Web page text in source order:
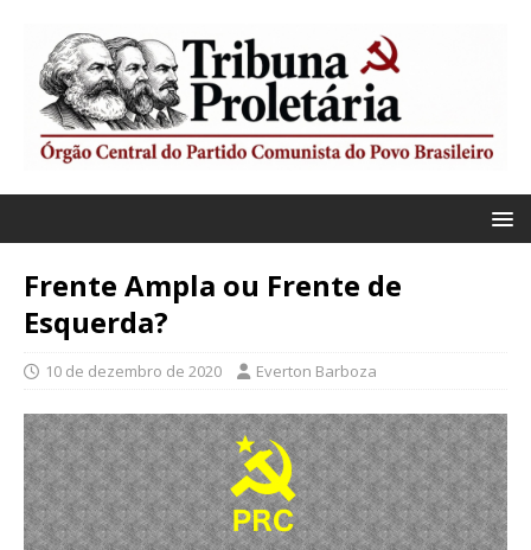
Frente Ampla ou Frente de
Esquerda?
10 de dezembro de 2020 Everton Barboza